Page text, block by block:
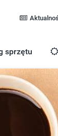
sprzętu